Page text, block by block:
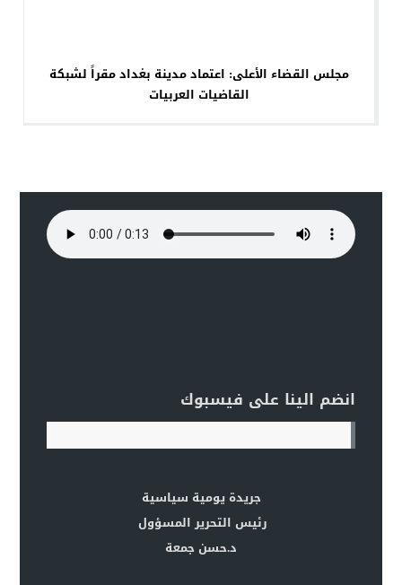
مجلس القضاء الأعلى: اعتماد مدينة بغداد مقراً لشبكة
القاضيات العربيات
انضم الينا على فيسبوك
جريدة يومية سياسية
رئيس التحرير المسؤول
د.حسن جمعة